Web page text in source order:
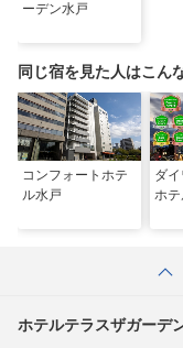
ーデン水戸
同じ宿を見た人はこん
コンフォートホテ
ル水戸
ダ
ホテ
ホテルテラスザガーデ